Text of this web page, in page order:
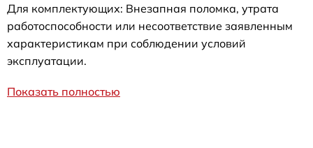
Для комплектующих: Внезапная поломка, утрата
работоспособности или несоответствие заявленным
характеристикам при соблюдении условий
эксплуатации.
Показать полностью